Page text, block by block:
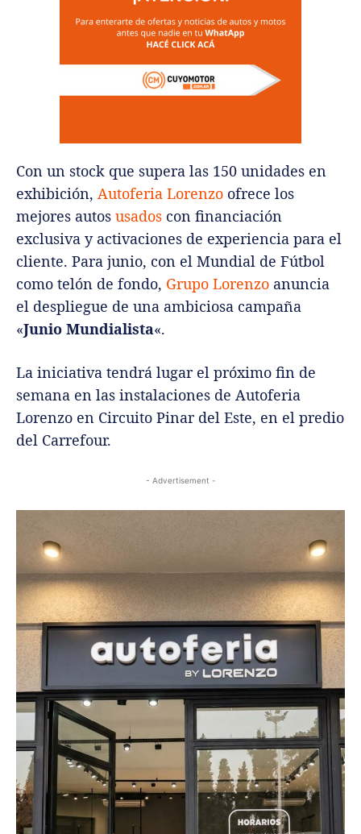
Con un stock que supera las 150 unidades en
exhibición, Autoferia Lorenzo ofrece los
mejores autos usados con financiación
exclusiva y activaciones de experiencia para el
cliente. Para junio, con el Mundial de Fútbol
como telón de fondo, Grupo Lorenzo anuncia
el despliegue de una ambiciosa campaña
«Junio Mundialista«.
La iniciativa tendrá lugar el próximo fin de
semana en las instalaciones de Autoferia
Lorenzo en Circuito Pinar del Este, en el predio
del Carrefour.
- Advertisement -